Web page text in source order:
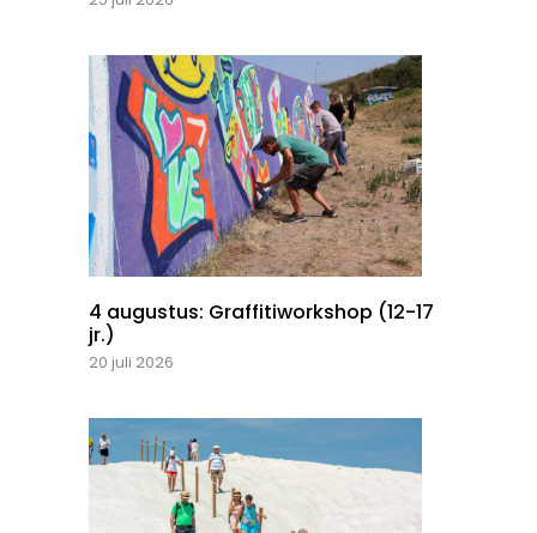
4 augustus: Graffitiworkshop (12-17
jr.)
20 juli 2026